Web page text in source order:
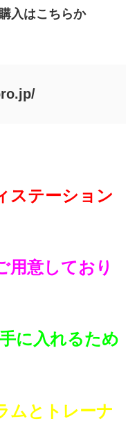
入はこちらか
ステーション
用意しており
に入れるため
ムとトレーナ